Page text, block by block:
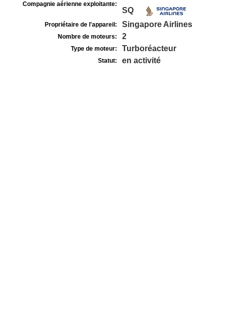
Compagnie aérienne exploitante:
SQ
Propriétaire de l'appareil: Singapore Airlines
Nombre de moteurs: 2
Type de moteur: Turboréacteur
Statut: en activité